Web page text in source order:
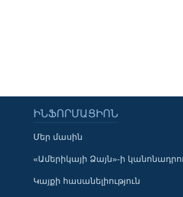
Learning English
ՀԵՏԵՒԵՔ ՄԵԶ
ԻՆՖՈՐՄԱՑԻՈՆ
Մեր մասին
«Ամերիկայի Ձայն»-ի
Կայքի հասանելիություն